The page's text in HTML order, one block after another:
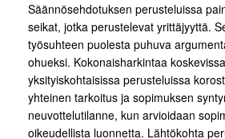
Säännösehdotuksen perusteluissa
seikat, jotka perustelevat yrittäjyyttä.
työsuhteen puolesta puhuva
ohueksi. Kokonaisharkintaa koskevissa
yksityiskohtaisissa perusteluissa
yhteinen tarkoitus ja sopimuksen
neuvottelutilanne, kun arvioidaan
oikeudellista luonnetta. Lähtökohta